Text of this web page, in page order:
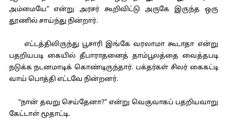
அம்மையே” என்று அரசர் கூறிவிட்டு அருகே இருந்த ஒரு
தூணில் சாய்ந்து நின்றார்.
எட்டத்திலிருந்து பூசாரி இங்கே வரலாமா கூடாதா என்று
பதறியபடி கையில் தீபாராதனைத் தாம்பூலத்தை வைத்தபடி
நடுக்க நடனமாடிக் கொண்டிருந்தார். பக்தர்கள் சிலர் கைகட்டி
வாய் பொத்தி எட்டவே நின்றனர்.
“நான் தவறு செய்தேனா?” என்று வெகுவாகப் பதறியவாறு
கேட்டாள் மூதாட்டி.